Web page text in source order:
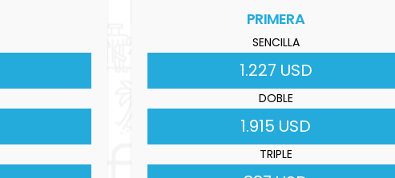
PRIMERA
SENCILLA
1.227 USD
DOBLE
1.915 USD
TRIPLE